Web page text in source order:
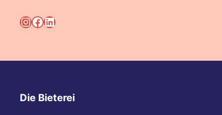
Instagram
Facebook
LinkedIn
Die Bieterei